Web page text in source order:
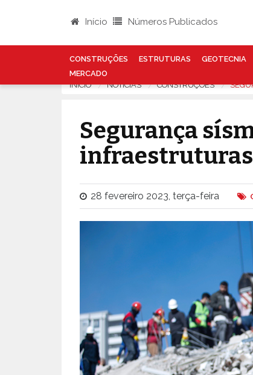
Início Números Publicados
CONSTRUÇÕES ESTRUTURAS GEOTECNIA
MERCADO
INÍCIO NOTÍCIAS CONSTRUÇÕES
Segurança
28 fevereiro 2023, terça-feira